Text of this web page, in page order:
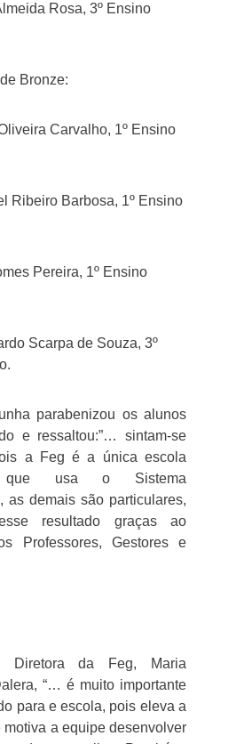
Rosa, 3º Ensino
Bronze:
Carvalho, 1º Ensino
Ribeiro Barbosa, 1º Ensino
Pereira, 1º Ensino
Scarpa de Souza, 3º
parabenizou os alunos
e ressaltou:”… sintam-se
a Feg é a única escola
que usa o Sistema
as demais são particulares,
resultado graças ao
Professores, Gestores e
Diretora da Feg, Maria
“… é muito importante
para e escola, pois eleva a
motiva a equipe desenvolver